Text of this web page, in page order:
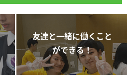
友達と一緒に働くこと
ができる！